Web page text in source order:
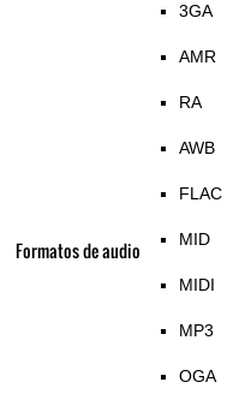
Formatos de audio
3GA
AMR
RA
AWB
FLAC
MID
MIDI
MP3
OGA